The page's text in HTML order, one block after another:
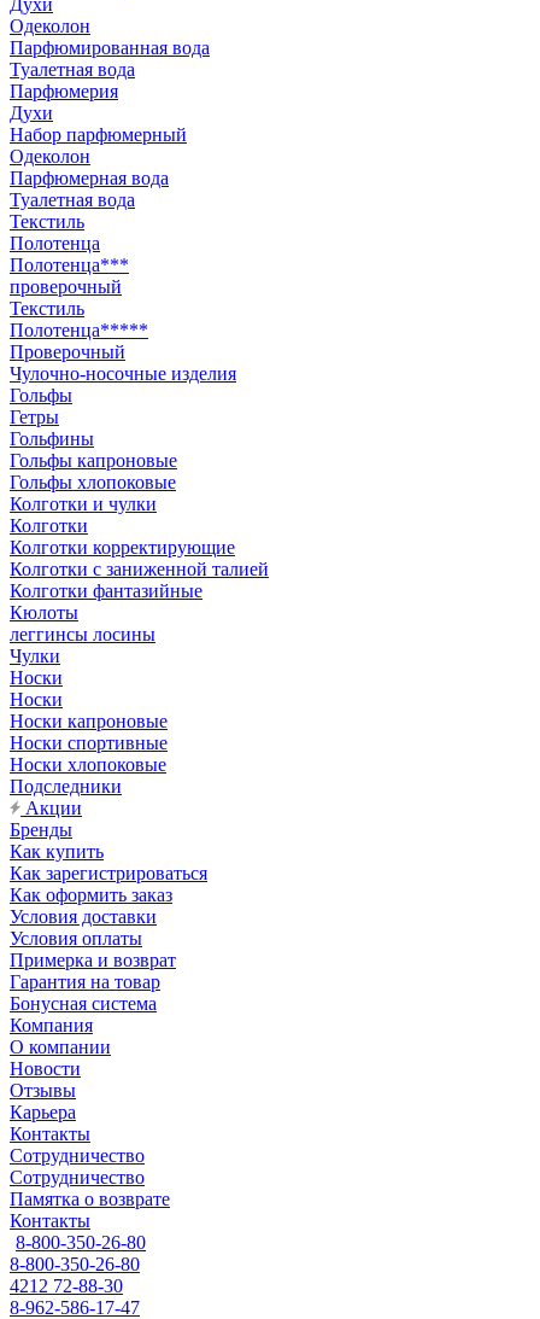
Духи
Одеколон
Парфюмированная вода
Туалетная вода
Парфюмерия
Духи
Набор парфюмерный
Одеколон
Парфюмерная вода
Туалетная вода
Текстиль
Полотенца
Полотенца***
проверочный
Текстиль
Полотенца*****
Проверочный
Чулочно-носочные изделия
Гольфы
Гетры
Гольфины
Гольфы капроновые
Гольфы хлопоковые
Колготки и чулки
Колготки
Колготки корректирующие
Колготки с заниженной талией
Колготки фантазийные
Кюлоты
леггинсы лосины
Чулки
Носки
Носки
Носки капроновые
Носки спортивные
Носки хлопоковые
Подследники
Акции
Бренды
Как купить
Как зарегистрироваться
Как оформить заказ
Условия доставки
Условия оплаты
Примерка и возврат
Гарантия на товар
Бонусная система
Компания
О компании
Новости
Отзывы
Карьера
Контакты
Сотрудничество
Сотрудничество
Памятка о возврате
Контакты
8-800-350-26-80
8-800-350-26-80
4212 72-88-30
8-962-586-17-47